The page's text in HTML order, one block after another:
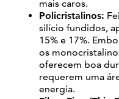
mais caros.
Policristalinos:
silício fundidos,
15% e 17%.
os
oferecem boa
requerem uma
energia.